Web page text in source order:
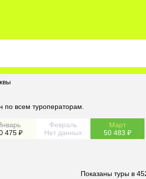
всем туроператорам.
475 ₽
Февраль
Нет данных
Март
50 483 ₽
Показаны туры в